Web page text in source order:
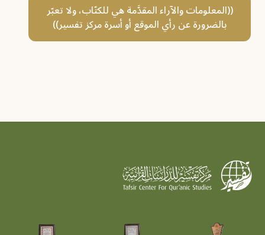
((المعلومات والآراء المقدَّمة هي للكتّاب، ولا تعبّر
بالضرورة عن رأي الموقع أو أسرة مركز تفسير))